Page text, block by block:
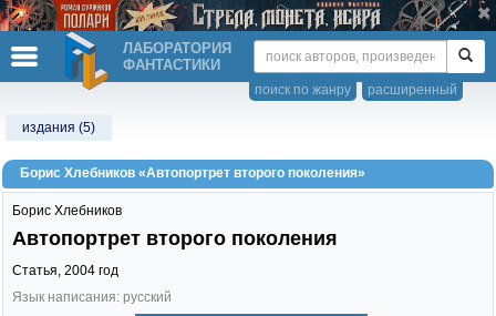
ЛАБОРАТОРИЯ
ФАНТАСТИКИ
расширенный
поиск по жанру
издания (5)
Борис Хлебников «Автопортрет второго поколения»
Борис Хлебников
Автопортрет второго поколения
Статья, 2004 год
Язык написания: русский